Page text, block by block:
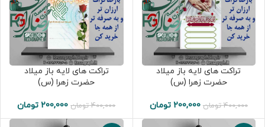
تراکت های لایه باز میلاد
حضرت زهرا (س)
400,000 تومان 200,000 تومان
تراکت های لایه باز میلاد
حضرت زهرا (س)
400,000 تومان 200,000 تومان